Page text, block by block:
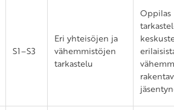
S1–S3
Eri yhteisöjen ja
vähemmistöjen
tarkastelu
Oppilas